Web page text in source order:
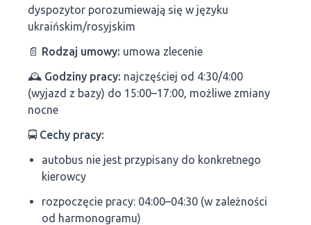
dyspozytor porozumiewają się w języku
ukraińskim/rosyjskim
📄 Rodzaj umowy: umowa zlecenie
🕰 Godziny pracy: najczęściej od 4:30/4:00
(wyjazd z bazy) do 15:00–17:00, możliwe zmiany
nocne
🚍 Cechy pracy:
autobus nie jest przypisany do konkretnego
kierowcy
rozpoczęcie pracy: 04:00–04:30 (w zależności
od harmonogramu)